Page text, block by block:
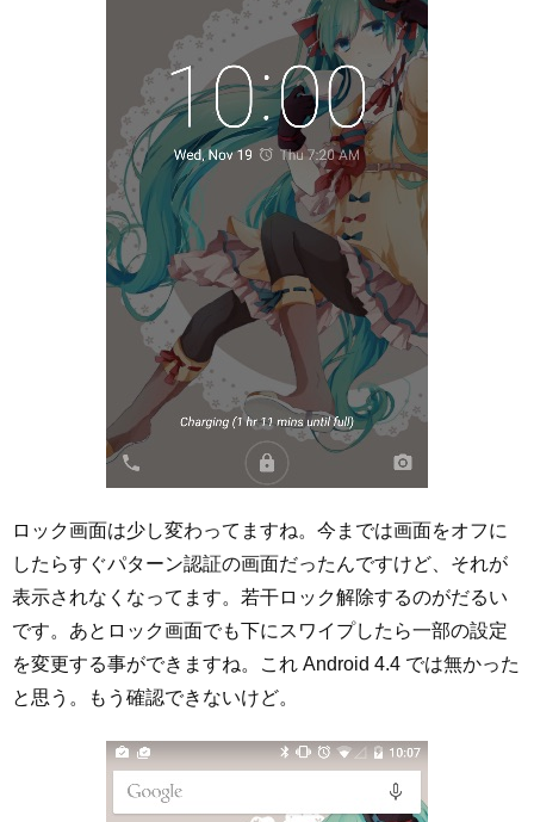
ロック画面は少し変わってますね。今までは画面をオフに
したらすぐパターン認証の画面だったんですけど、それが
表示されなくなってます。若干ロック解除するのがだるい
です。あとロック画面でも下にスワイプしたら一部の設定
を変更する事ができますね。これ Android 4.4 では無かった
と思う。もう確認できないけど。